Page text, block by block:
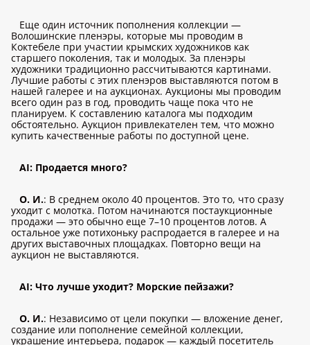
Еще один источник пополнения коллекции —
Волошинские пленэры, которые мы проводим в
Коктебеле при участии крымских художников как
старшего поколения, так и молодых. За пленэры
художники традиционно рассчитываются картинами.
Лучшие работы с этих пленэров выставляются потом в
нашей галерее и на аукционах. Аукционы мы проводим
всего один раз в год, проводить чаще пока что не
планируем. К составлению каталога мы подходим
обстоятельно. Аукцион привлекателен тем, что можно
купить качественные работы по доступной цене.
AI: Продается много?
О. И.: В среднем около 40 процентов. Это то, что сразу
уходит с молотка. Потом начинаются постаукционные
продажи — это обычно еще 7–10 процентов лотов. А
остальное уже потихоньку распродается в галерее и на
других выставочных площадках. Повторно вещи на
аукцион не выставляются.
AI: Что лучше уходит? Морские пейзажи?
О. И.: Независимо от цели покупки — вложение денег,
создание или пополнение семейной коллекции,
украшение интерьера, подарок — каждый посетитель